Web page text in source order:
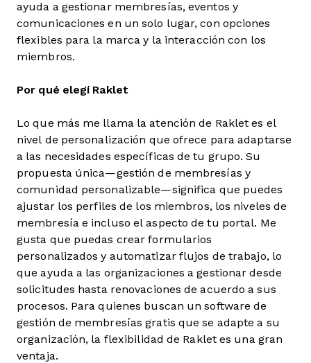
ayuda a gestionar membresías, eventos y
comunicaciones en un solo lugar, con opciones
flexibles para la marca y la interacción con los
miembros.
Por qué elegí Raklet
Lo que más me llama la atención de Raklet es el
nivel de personalización que ofrece para adaptarse
a las necesidades específicas de tu grupo. Su
propuesta única—gestión de membresías y
comunidad personalizable—significa que puedes
ajustar los perfiles de los miembros, los niveles de
membresía e incluso el aspecto de tu portal. Me
gusta que puedas crear formularios
personalizados y automatizar flujos de trabajo, lo
que ayuda a las organizaciones a gestionar desde
solicitudes hasta renovaciones de acuerdo a sus
procesos. Para quienes buscan un software de
gestión de membresías gratis que se adapte a su
organización, la flexibilidad de Raklet es una gran
ventaja.